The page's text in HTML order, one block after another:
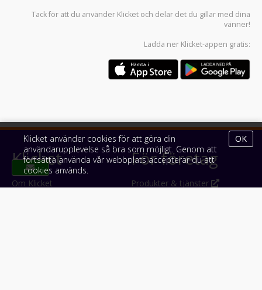
Tack för att du använder Klicket och delar det du gillar med dina
vänner!
Ladda ner Klicket-appen gratis:
Klicket
Om Klicket
För företag
Produkter & tjänster
Klicket använder cookies för att göra din
användarupplevelse så bra som möjligt. Genom att
fortsätta använda vår webbplats accepterar du att
cookies används.
OK